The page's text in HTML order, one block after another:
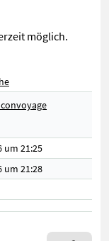
möglich.
um 21:25
um 21:28